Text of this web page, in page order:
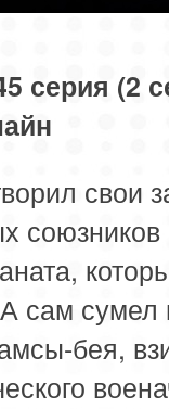
87 серия
91 серия
95 серия
99 серия
103 серия
107 серия
111 серия
серия (2
свои
союзников
сам сумел
бея,